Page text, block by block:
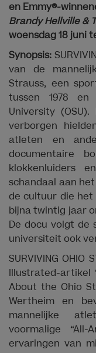
en Emmy®-
Brandy Hellville &
woensdag 18 juni
Synopsis:
van de
Strauss, een
tussen 1978
University
verborgen
atleten en
documentaire
klokkenluiders
schandaal aan
de cultuur die
bijna twintig jaar
De docu volgt de
universiteit ook
SURVIVING
Illustrated-artikel
About the Ohio
Wertheim en
mannelijke
voormalige “All-
ervaringen van